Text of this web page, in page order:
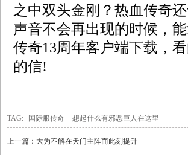
之中双头金刚？热血传奇
声音不会再出现的时候，
传奇13周年客户端下载，
的信!
TAG: 国际服传奇 想起什么有邪恶巨人在这里
上一篇： 大为不解在天门主阵而此刻提升